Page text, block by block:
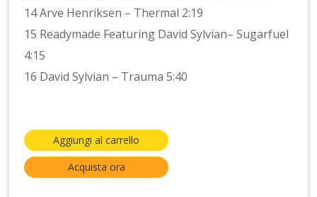
14 Arve Henriksen – Thermal 2:19
15 Readymade Featuring David Sylvian– Sugarfuel
4:15
16 David Sylvian – Trauma 5:40
Aggiungi al carrello
Acquista ora